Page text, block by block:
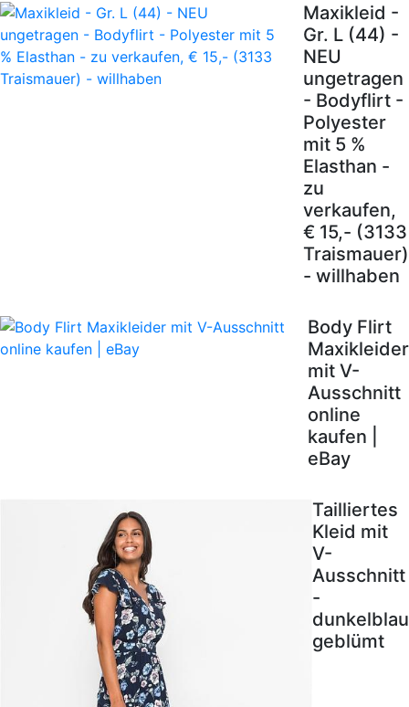
Maxikleid -
Gr. L (44) -
NEU
ungetragen
- Bodyflirt -
Polyester
mit 5 %
Elasthan -
zu
verkaufen,
€ 15,- (3133
Traismauer)
- willhaben
Body Flirt
Maxikleider
mit V-
Ausschnitt
online
kaufen |
eBay
Tailliertes
Kleid mit
V-
Ausschnitt
-
dunkelblau
geblümt